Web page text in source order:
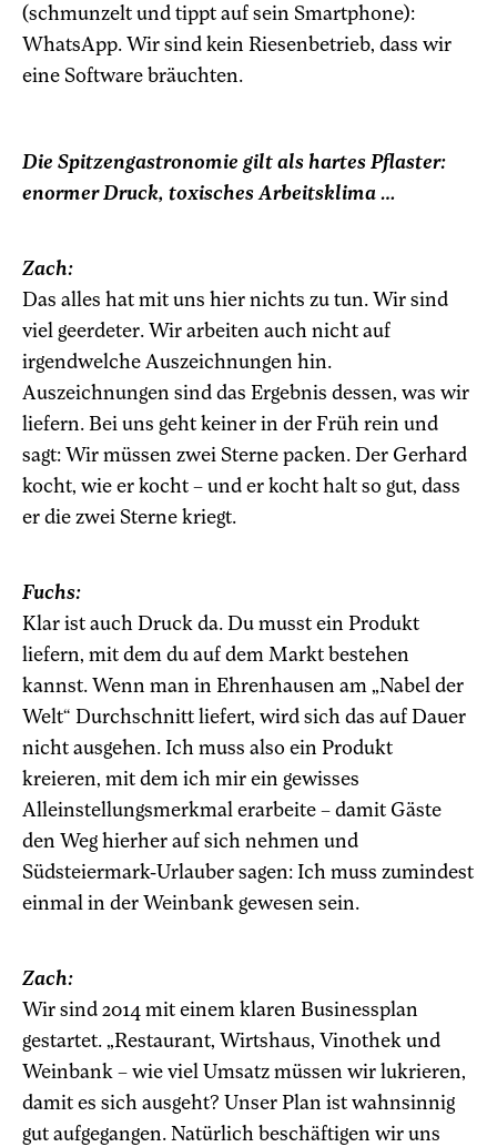
(schmunzelt und tippt auf sein Smartphone):
WhatsApp. Wir sind kein Riesenbetrieb, dass wir
eine Software bräuchten.
Die Spitzengastronomie gilt als hartes Pflaster:
enormer Druck, toxisches Arbeitsklima …
Zach:
Das alles hat mit uns hier nichts zu tun. Wir sind
viel geerdeter. Wir arbeiten auch nicht auf
irgendwelche Auszeichnungen hin.
Auszeichnungen sind das Ergebnis dessen, was wir
liefern. Bei uns geht keiner in der Früh rein und
sagt: Wir müssen zwei Sterne packen. Der Gerhard
kocht, wie er kocht – und er kocht halt so gut, dass
er die zwei Sterne kriegt.
Fuchs:
Klar ist auch Druck da. Du musst ein Produkt
liefern, mit dem du auf dem Markt bestehen
kannst. Wenn man in Ehrenhausen am „Nabel der
Welt“ Durchschnitt liefert, wird sich das auf Dauer
nicht ausgehen. Ich muss also ein Produkt
kreieren, mit dem ich mir ein gewisses
Alleinstellungsmerkmal erarbeite – damit Gäste
den Weg hierher auf sich nehmen und
Südsteiermark-Urlauber sagen: Ich muss zumindest
einmal in der Weinbank gewesen sein.
Zach:
Wir sind 2014 mit einem klaren Businessplan
gestartet. „Restaurant, Wirtshaus, Vinothek und
Weinbank – wie viel Umsatz müssen wir lukrieren,
damit es sich ausgeht? Unser Plan ist wahnsinnig
gut aufgegangen. Natürlich beschäftigen wir uns